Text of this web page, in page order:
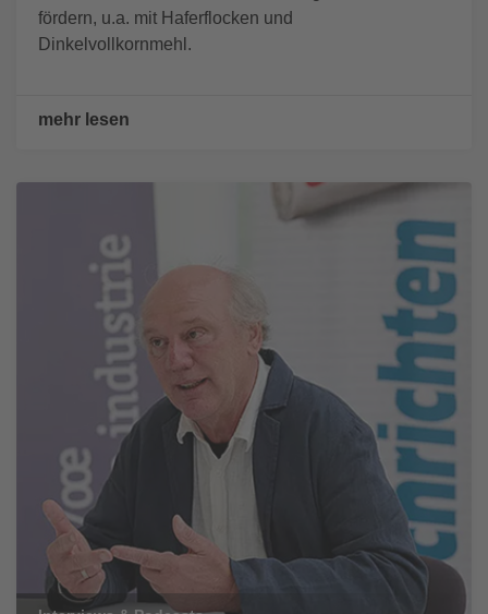
fördern, u.a. mit Haferflocken und
Dinkelvollkornmehl.
mehr lesen